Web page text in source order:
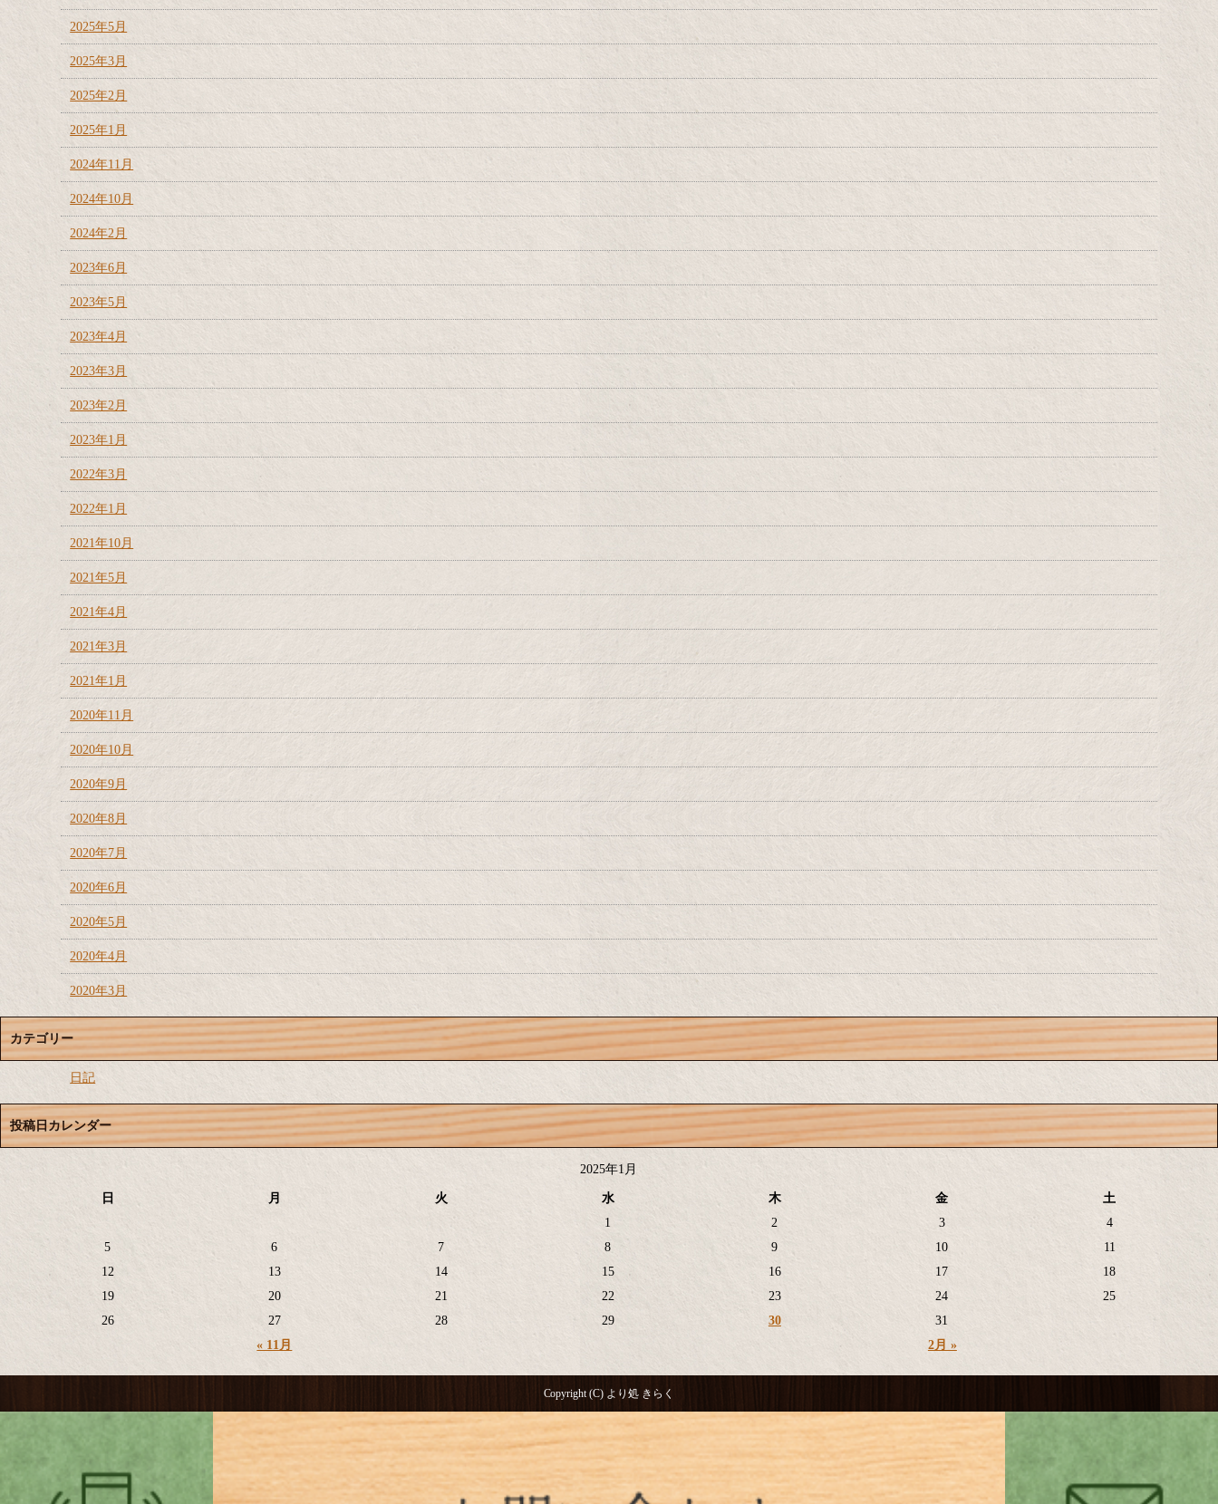
2025年5月
2025年3月
2025年2月
2025年1月
2024年11月
2024年10月
2024年2月
2023年6月
2023年5月
2023年4月
2023年3月
2023年2月
2023年1月
2022年3月
2022年1月
2021年10月
2021年5月
2021年4月
2021年3月
2021年1月
2020年11月
2020年10月
2020年9月
2020年8月
2020年7月
2020年6月
2020年5月
2020年4月
2020年3月
カテゴリー
日記
投稿日カレンダー
2025年1月
日 月 火 水 木 金 土
« 11月 2月 »
1 2 3
4
5
6 7 8 9 10
11
12
13 14 15 16 17
18
19
20 21 22 23 24
25
26
27 28 29 30 31
Copyright (C) より処 きらく